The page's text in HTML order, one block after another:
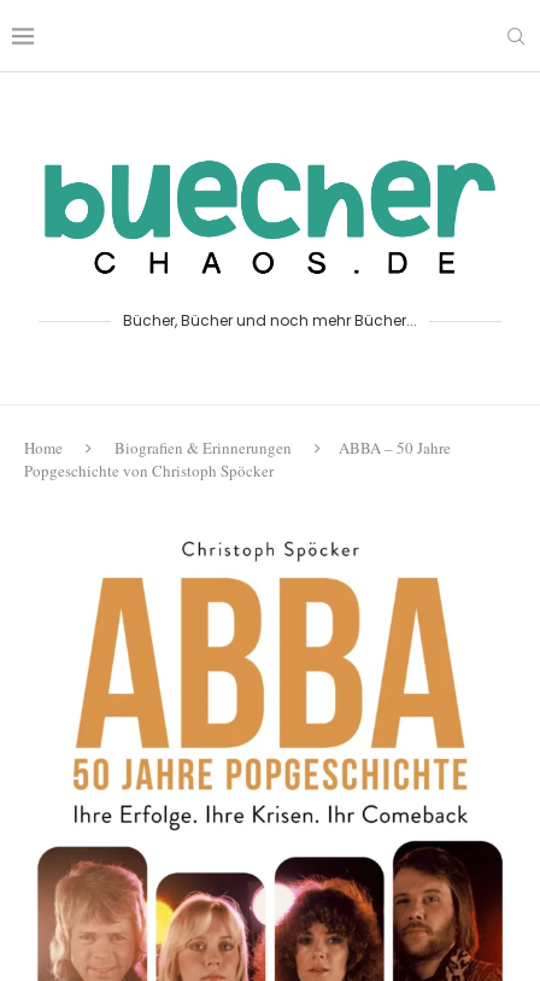
Bücher, Bücher und noch mehr Bücher...
Home Biografien & Erinnerungen
ABBA – 50 Jahre
Popgeschichte von Christoph Spöcker